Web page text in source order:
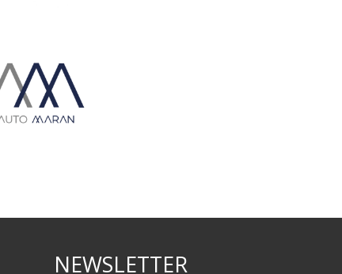
NEWSLETTER